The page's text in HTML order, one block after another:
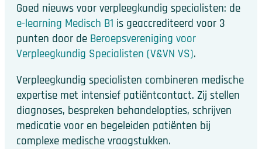
Goed nieuws voor verpleegkundig specialisten: de
e-learning Medisch B1 is geaccrediteerd voor 3
punten door de Beroepsvereniging voor
Verpleegkundig Specialisten (V&VN VS).
Verpleegkundig specialisten combineren medische
expertise met intensief patiëntcontact. Zij stellen
diagnoses, bespreken behandelopties, schrijven
medicatie voor en begeleiden patiënten bij
complexe medische vraagstukken.